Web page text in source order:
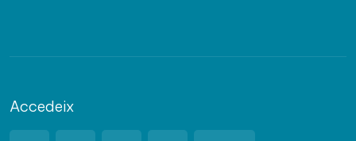
Accedeix